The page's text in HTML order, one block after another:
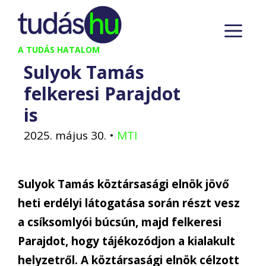
Kilépés
tartalomba
A TUDÁS HATALOM
Sulyok Tamás
felkeresi Parajdot
is
2025. május 30. • MTI
Sulyok Tamás köztársasági elnök jövő
heti erdélyi látogatása során részt vesz
a csíksomlyói búcsún, majd felkeresi
Parajdot, hogy tájékozódjon a kialakult
helyzetről. A köztársasági elnök célzott